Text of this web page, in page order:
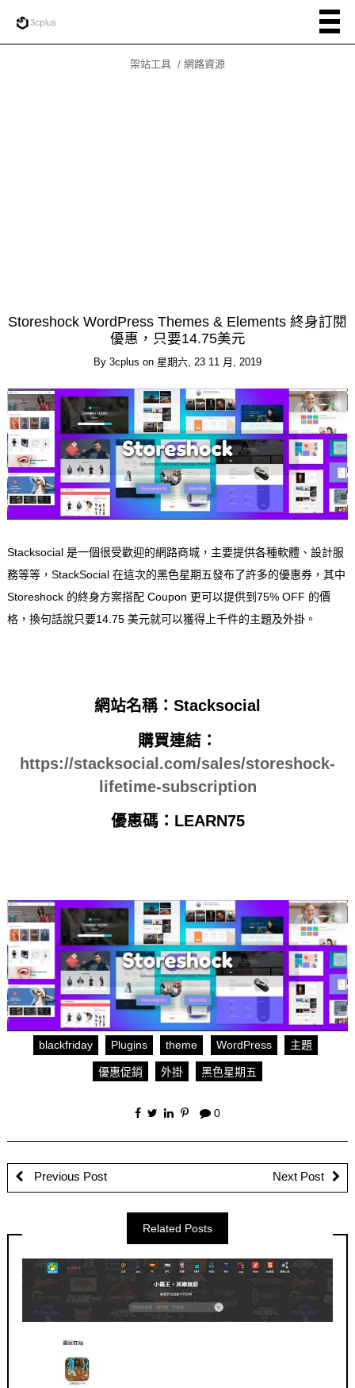
架站工具 網路資源
Storeshock WordPress Themes & Elements 終身訂閱
優惠，只要14.75美元
By 3cplus on 星期六, 23 11 月, 2019
Stacksocial 是一個很受歡迎的網路商城，主要提供各種軟體、設計服
務等等，StackSocial 在這次的黑色星期五發布了許多的優惠券，其中
Storeshock 的終身方案搭配 Coupon 更可以提供到75% OFF 的價
格，換句話說只要14.75 美元就可以獲得上千件的主題及外掛。
網站名稱：Stacksocial
購買連結：
https://stacksocial.com/sales/storeshock-
lifetime-subscription
優惠碼：LEARN75
blackfriday Plugins theme WordPress 主題
優惠促銷 外掛 黑色星期五
0
Previous Post Next Post
Related Posts